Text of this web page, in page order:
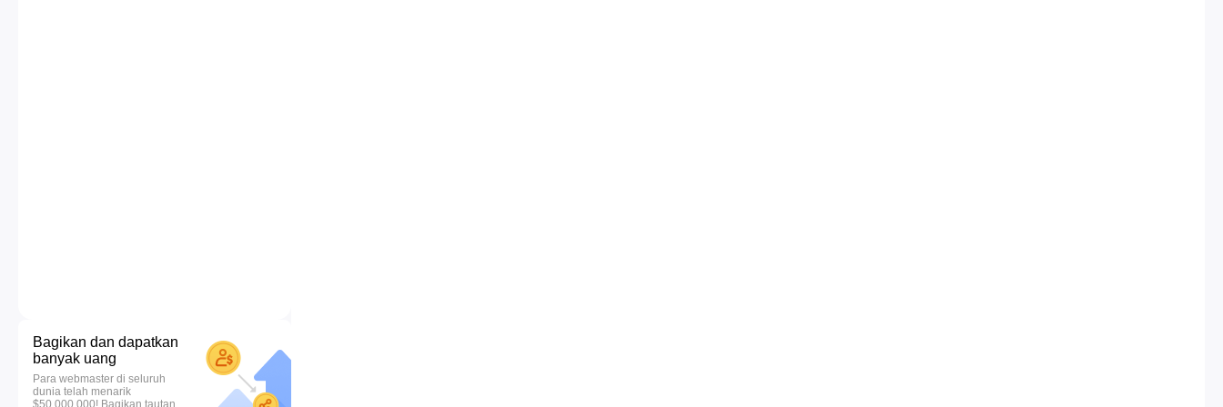
Bagikan dan dapatkan
banyak uang
Para webmaster di seluruh
dunia telah menarik
$50.000.000! Bagikan tautan